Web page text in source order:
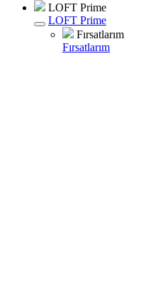
LOFT Prime
LOFT Prime
Fırsatlarım
Fırsatlarım